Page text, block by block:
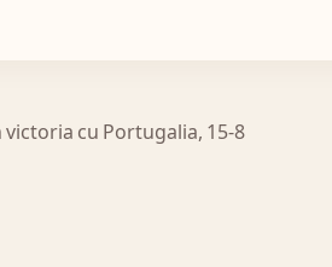
cu Portugalia, 15-8